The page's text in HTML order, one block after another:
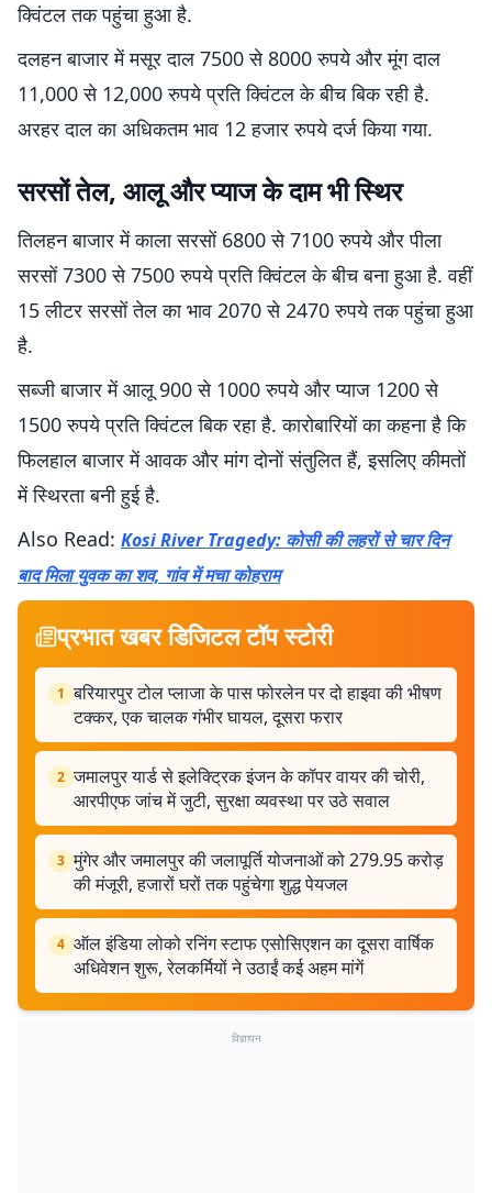
क्विंटल तक पहुंचा हुआ है.
दलहन बाजार में मसूर दाल 7500 से 8000 रुपये और मूंग दाल
11,000 से 12,000 रुपये प्रति क्विंटल के बीच बिक रही है.
अरहर दाल का अधिकतम भाव 12 हजार रुपये दर्ज किया गया.
सरसों तेल, आलू और प्याज के दाम भी स्थिर
तिलहन बाजार में काला सरसों 6800 से 7100 रुपये और पीला
सरसों 7300 से 7500 रुपये प्रति क्विंटल के बीच बना हुआ है. वहीं
15 लीटर सरसों तेल का भाव 2070 से 2470 रुपये तक पहुंचा हुआ
है.
सब्जी बाजार में आलू 900 से 1000 रुपये और प्याज 1200 से
1500 रुपये प्रति क्विंटल बिक रहा है. कारोबारियों का कहना है कि
फिलहाल बाजार में आवक और मांग दोनों संतुलित हैं, इसलिए कीमतों
में स्थिरता बनी हुई है.
Also Read: Kosi River Tragedy: कोसी की लहरों से चार दिन
बाद मिला युवक का शव, गांव में मचा कोहराम
प्रभात खबर डिजिटल टॉप स्टोरी
1 बरियारपुर टोल प्लाजा के पास फोरलेन पर दो हाइवा की भीषण
टक्कर, एक चालक गंभीर घायल, दूसरा फरार
2 जमालपुर यार्ड से इलेक्ट्रिक इंजन के कॉपर वायर की चोरी,
आरपीएफ जांच में जुटी, सुरक्षा व्यवस्था पर उठे सवाल
3 मुंगेर और जमालपुर की जलापूर्ति योजनाओं को 279.95 करोड़
की मंजूरी, हजारों घरों तक पहुंचेगा शुद्ध पेयजल
4 ऑल इंडिया लोको रनिंग स्टाफ एसोसिएशन का दूसरा वार्षिक
अधिवेशन शुरू, रेलकर्मियों ने उठाईं कई अहम मांगें
विज्ञापन